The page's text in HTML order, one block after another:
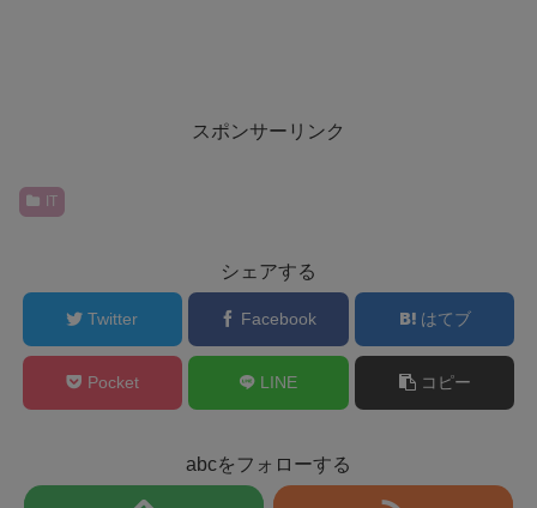
スポンサーリンク
IT
シェアする
Twitter Facebook はてブ
Pocket LINE コピー
abcをフォローする